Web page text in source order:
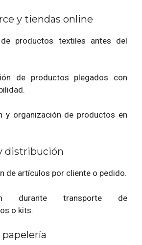
y tiendas online
de productos textiles antes del
de productos plegados con
y organización de productos en
distribución
de artículos por cliente o pedido.
durante transporte de
o kits.